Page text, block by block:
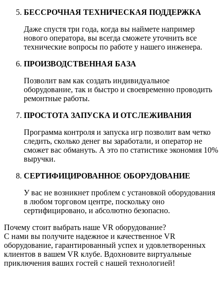
БЕССРОЧНАЯ ТЕХНИЧЕСКАЯ ПОДДЕРЖКА
Даже спустя три года, когда вы наймете например
нового оператора, вы всегда сможете уточнить все
технические вопросы по работе у нашего инженера.
ПРОИЗВОДСТВЕННАЯ БАЗА
Позволит вам как создать индивидуальное
оборудование, так и быстро и своевременно проводить
ремонтные работы.
ПРОСТОТА ЗАПУСКА И ОТСЛЕЖИВАНИЯ
Программа контроля и запуска игр позволит вам четко
следить, сколько денег вы заработали, и оператор не
сможет вас обмануть. А это по статистике экономия 10%
выручки.
СЕРТИФИЦИРОВАННОЕ ОБОРУДОВАНИЕ
У вас не возникнет проблем с установкой оборудования
в любом торговом центре, поскольку оно
сертифицировано, и абсолютно безопасно.
Почему стоит выбрать наше VR оборудование?
С нами вы получите надежное и качественное VR
оборудование, гарантированный успех и удовлетворенных
клиентов в вашем VR клубе. Вдохновите виртуальные
приключения ваших гостей с нашей технологией!